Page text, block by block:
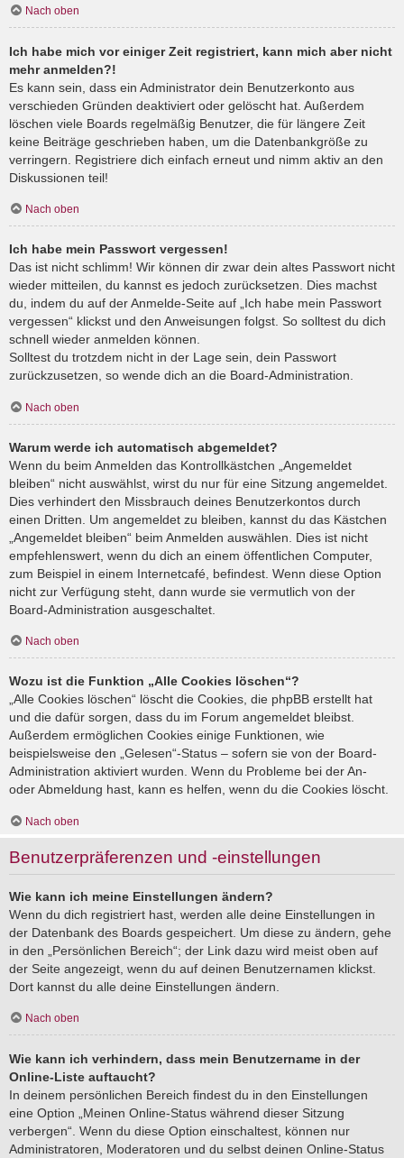
Nach oben
Ich habe mich vor einiger Zeit registriert, kann mich aber nicht
mehr anmelden?!
Es kann sein, dass ein Administrator dein Benutzerkonto aus
verschieden Gründen deaktiviert oder gelöscht hat. Außerdem
löschen viele Boards regelmäßig Benutzer, die für längere Zeit
keine Beiträge geschrieben haben, um die Datenbankgröße zu
verringern. Registriere dich einfach erneut und nimm aktiv an den
Diskussionen teil!
Nach oben
Ich habe mein Passwort vergessen!
Das ist nicht schlimm! Wir können dir zwar dein altes Passwort nicht
wieder mitteilen, du kannst es jedoch zurücksetzen. Dies machst
du, indem du auf der Anmelde-Seite auf „Ich habe mein Passwort
vergessen“ klickst und den Anweisungen folgst. So solltest du dich
schnell wieder anmelden können.
Solltest du trotzdem nicht in der Lage sein, dein Passwort
zurückzusetzen, so wende dich an die Board-Administration.
Nach oben
Warum werde ich automatisch abgemeldet?
Wenn du beim Anmelden das Kontrollkästchen „Angemeldet
bleiben“ nicht auswählst, wirst du nur für eine Sitzung angemeldet.
Dies verhindert den Missbrauch deines Benutzerkontos durch
einen Dritten. Um angemeldet zu bleiben, kannst du das Kästchen
„Angemeldet bleiben“ beim Anmelden auswählen. Dies ist nicht
empfehlenswert, wenn du dich an einem öffentlichen Computer,
zum Beispiel in einem Internetcafé, befindest. Wenn diese Option
nicht zur Verfügung steht, dann wurde sie vermutlich von der
Board-Administration ausgeschaltet.
Nach oben
Wozu ist die Funktion „Alle Cookies löschen“?
„Alle Cookies löschen“ löscht die Cookies, die phpBB erstellt hat
und die dafür sorgen, dass du im Forum angemeldet bleibst.
Außerdem ermöglichen Cookies einige Funktionen, wie
beispielsweise den „Gelesen“-Status – sofern sie von der Board-
Administration aktiviert wurden. Wenn du Probleme bei der An-
oder Abmeldung hast, kann es helfen, wenn du die Cookies löscht.
Nach oben
Benutzerpräferenzen und -einstellungen
Wie kann ich meine Einstellungen ändern?
Wenn du dich registriert hast, werden alle deine Einstellungen in
der Datenbank des Boards gespeichert. Um diese zu ändern, gehe
in den „Persönlichen Bereich“; der Link dazu wird meist oben auf
der Seite angezeigt, wenn du auf deinen Benutzernamen klickst.
Dort kannst du alle deine Einstellungen ändern.
Nach oben
Wie kann ich verhindern, dass mein Benutzername in der
Online-Liste auftaucht?
In deinem persönlichen Bereich findest du in den Einstellungen
eine Option „Meinen Online-Status während dieser Sitzung
verbergen“. Wenn du diese Option einschaltest, können nur
Administratoren, Moderatoren und du selbst deinen Online-Status